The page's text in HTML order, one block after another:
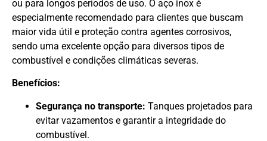
ou para longos períodos de uso. O aço inox é
especialmente recomendado para clientes que buscam
maior vida útil e proteção contra agentes corrosivos,
sendo uma excelente opção para diversos tipos de
combustível e condições climáticas severas.
Benefícios:
Segurança no transporte: Tanques projetados para
evitar vazamentos e garantir a integridade do
combustível.